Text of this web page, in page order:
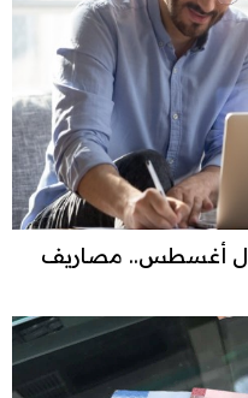
خلال أغسطس.. مصاريف